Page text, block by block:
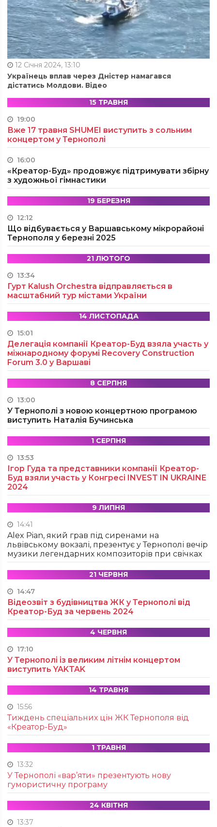
12 Січня 2024, 13:10
Українець вплав через Дністер намагався
дістатись Молдови. Відео
15 ТРАВНЯ
19:00
Вже 17 травня SHUMEI виступить з сольним
концертом у Тернополі
16:00
«Креатор-Буд» продовжує підтримувати збірну
з художньої гімнастики
19 БЕРЕЗНЯ
12:12
Що відбувається у Варшавському мікрорайоні
Тернополя у березні 2025
21 ЛЮТОГО
13:34
Гурт Kalush Orchestra відправляється в
масштабний тур містами України
14 ЛИСТОПАДА
15:01
Делегація компанії Креатор-Буд взяла участь у
міжнародному форумі Recovery Construction
Forum 3.0 у Варшаві
8 СЕРПНЯ
13:00
У Тернополі з новою концертною програмою
виступить Наталія Бучинська
1 СЕРПНЯ
13:53
Ігор Гуда та представники компанії Креатор-
Буд взяли участь у Конгресі INVEST IN UKRAINE
2024
9 ЛИПНЯ
14:41
Alex Pian, який грав під сиренами на
львівському вокзалі, презентує у Тернополі вечір
музики легендарних композиторів при свічках
21 ЧЕРВНЯ
14:47
Відеозвіт з будівництва ЖК у Тернополі від
Креатор-Буд за червень 2024
4 ЧЕРВНЯ
17:10
У Тернополі із великим літнім концертом
виступить YAKTAK
14 ТРАВНЯ
15:56
Тиждень спеціальних цін ЖК Тернополя від
«Креатор-Буд»
1 ТРАВНЯ
13:32
У Тернополі «вар’яти» презентують нову
гумористичну програму
24 КВІТНЯ
13:37